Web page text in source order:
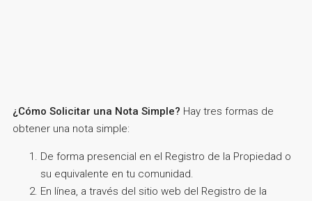
¿Cómo Solicitar una Nota Simple? Hay tres formas de
obtener una nota simple:
De forma presencial en el Registro de la Propiedad o
su equivalente en tu comunidad.
En línea, a través del sitio web del Registro de la